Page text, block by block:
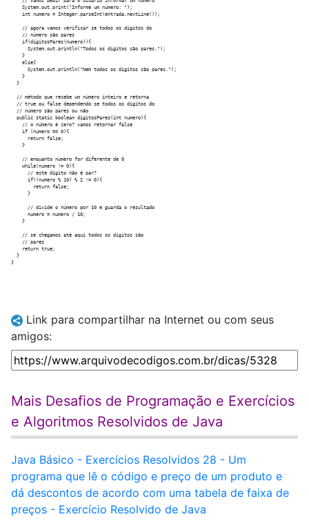
    System.out.print("Informe um número: ");
    int numero = Integer.parseInt(entrada.nextLine());
    // agora vamos verificar se todos os dígitos do
    // número são pares
    if(digitosPares(numero)){
      System.out.println("Todos os dígitos são pares.");
    }
    else{
      System.out.println("Nem todos os dígitos são pares.");
    }
  }
  // método que recebe um número inteiro e retorna
  // true ou false dependendo se todos os dígitos do
  // número são pares ou não
  public static boolean digitosPares(int numero){
    // o número é zero? vamos retornar false
    if (numero == 0){
      return false;
    }
    // enquanto número for diferente de 0
    while(numero != 0){
      // este dígito não é par?
      if((numero % 10) % 2 != 0){
        return false;
      }
      // divide o número por 10 e guarda o resultado
      numero = numero / 10;
    }
    // se chegamos até aqui todos os dígitos são
    // pares
    return true;
  }
Link para compartilhar na Internet ou com seus
amigos:
Mais Desafios de Programação e Exercícios
e Algoritmos Resolvidos de Java
Java Básico - Exercícios Resolvidos 28 - Um
programa que lê o código e preço de um produto e
dá descontos de acordo com uma tabela de faixa de
preços - Exercício Resolvido de Java